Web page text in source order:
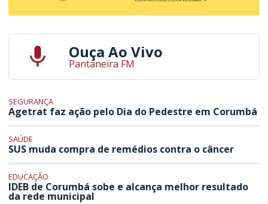
Ouça Ao Vivo
Pantaneira FM
SEGURANÇA
Agetrat faz ação pelo Dia do Pedestre em Corumbá
SAÚDE
SUS muda compra de remédios contra o câncer
EDUCAÇÃO
IDEB de Corumbá sobe e alcança melhor resultado
da rede municipal